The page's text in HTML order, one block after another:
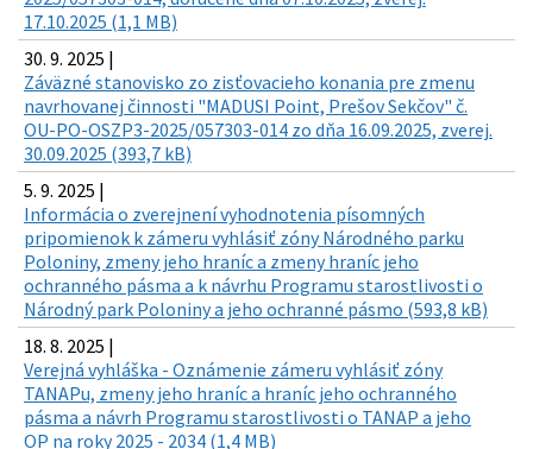
17.10.2025 (1,1 MB)
30. 9. 2025 |
Záväzné stanovisko zo zisťovacieho konania pre zmenu
navrhovanej činnosti "MADUSI Point, Prešov Sekčov" č.
OU-PO-OSZP3-2025/057303-014 zo dňa 16.09.2025, zverej.
30.09.2025 (393,7 kB)
5. 9. 2025 |
Informácia o zverejnení vyhodnotenia písomných
pripomienok k zámeru vyhlásiť zóny Národného parku
Poloniny, zmeny jeho hraníc a zmeny hraníc jeho
ochranného pásma a k návrhu Programu starostlivosti o
Národný park Poloniny a jeho ochranné pásmo (593,8 kB)
18. 8. 2025 |
Verejná vyhláška - Oznámenie zámeru vyhlásiť zóny
TANAPu, zmeny jeho hraníc a hraníc jeho ochranného
pásma a návrh Programu starostlivosti o TANAP a jeho
OP na roky 2025 - 2034 (1,4 MB)